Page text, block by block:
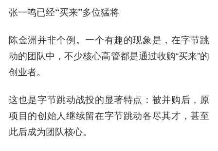
张一鸣已经“买来”多位猛将
陈金洲并非个例。一个有趣的现象是，在字节跳
动的团队中，不少核心高管都是通过收购“买来”的
创业者。
这也是字节跳动战投的显著特点：被并购后，原
项目的创始人继续留在字节跳动各尽其才，甚至
此后成为团队核心。